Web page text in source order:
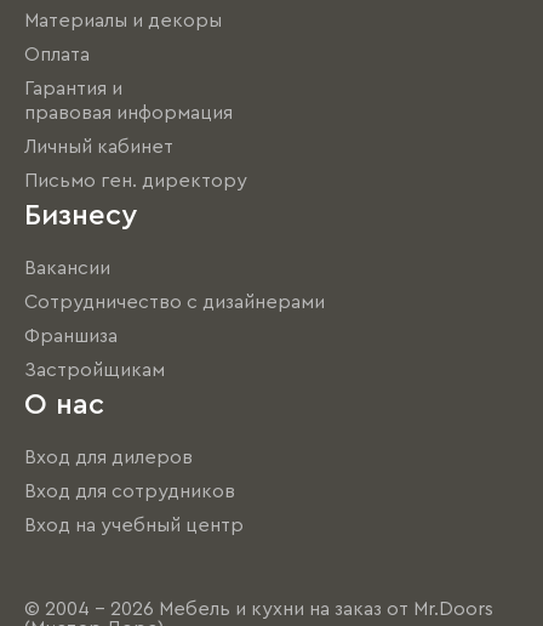
Материалы и декоры
Оплата
Гарантия и
правовая информация
Личный кабинет
Письмо ген. директору
Бизнесу
Вакансии
Сотрудничество с дизайнерами
Франшиза
Застройщикам
О нас
Вход для дилеров
Вход для сотрудников
Вход на учебный центр
© 2004 - 2026 Мебель и кухни на заказ от Mr.Doors